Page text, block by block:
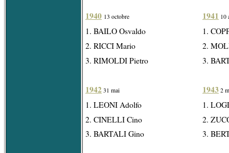
1940 13 octobre
1. BAILO Osvaldo
2. RICCI Mario
3. RIMOLDI Pietro
1942 31 mai
1. LEONI Adolfo
2. CINELLI Cino
3. BARTALI Gino
1941 10
1.
2.
3.
1943 2
1.
2.
3.